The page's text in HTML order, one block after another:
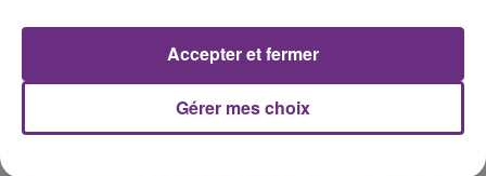
LA CENTRALE NUCLÉAIRE DE CHOOZ
TOUJOURS À L'ARRÊT
Cela fait déjà une semaine que la centrale
nucléaire ardennaise est à l'arrêt. Une situation
justifiée par la sécheresse intense qui est toujours
Gérer mes choix
Accepter et fermer